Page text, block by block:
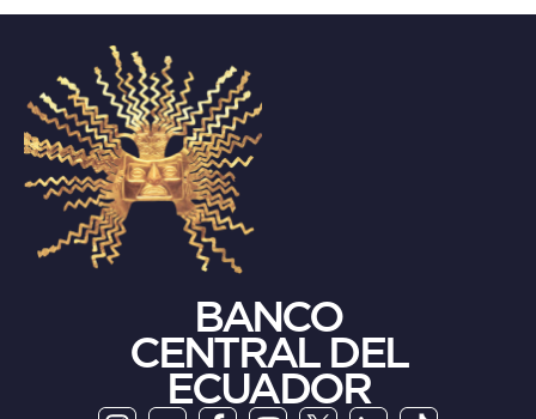
BANCO
CENTRAL DEL
ECUADOR